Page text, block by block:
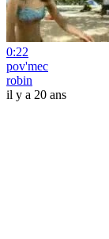
0:22
pov'mec
robin
il y a 20 ans